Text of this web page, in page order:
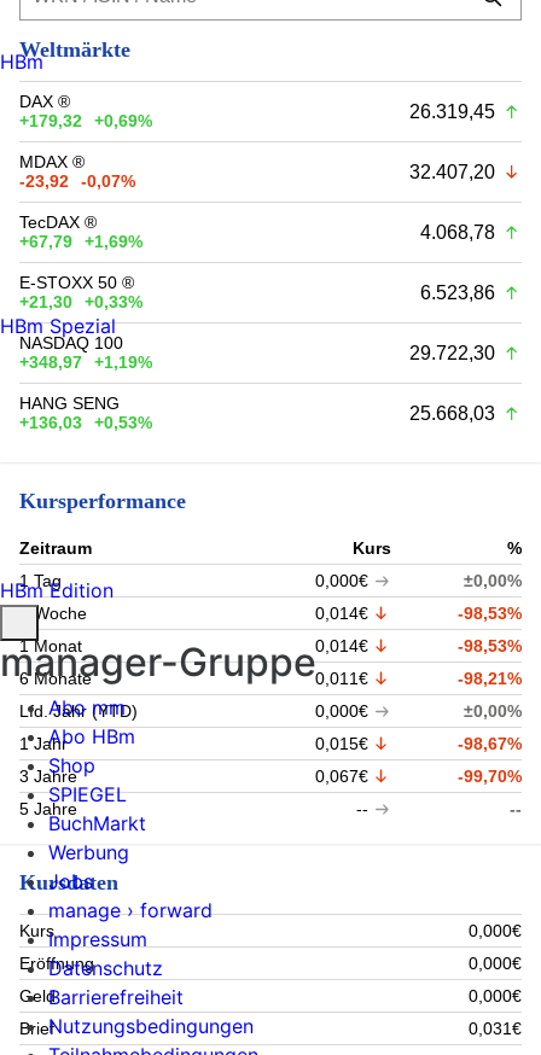
Weltmärkte
DAX ®
+179,32
+0,69% 26.319,45
MDAX ®
-23,92
-0,07% 32.407,20
TecDAX ®
+67,79
+1,69% 4.068,78
E-STOXX 50 ®
+21,30
+0,33% 6.523,86
NASDAQ 100
+348,97
+1,19% 29.722,30
HANG SENG
+136,03
+0,53% 25.668,03
Kursperformance
Zeitraum Kurs
%
1 Tag
0,000€
±0,00%
1 Woche
0,014€
-98,53%
1 Monat
0,014€
-98,53%
6 Monate
0,011€
-98,21%
Lfd. Jahr (YTD)
0,000€
±0,00%
1 Jahr
0,015€
-98,67%
3 Jahre
0,067€
-99,70%
5 Jahre
-- --
Kursdaten
Kurs
0,000€
Eröffnung
0,000€
Geld
0,000€
Brief
0,031€
HBm
HBm Spezial
HBm Edition
manager-Gruppe
Abo mm
Abo HBm
Shop
SPIEGEL
BuchMarkt
Werbung
Jobs
manage › forward
Impressum
Datenschutz
Barrierefreiheit
Nutzungsbedingungen